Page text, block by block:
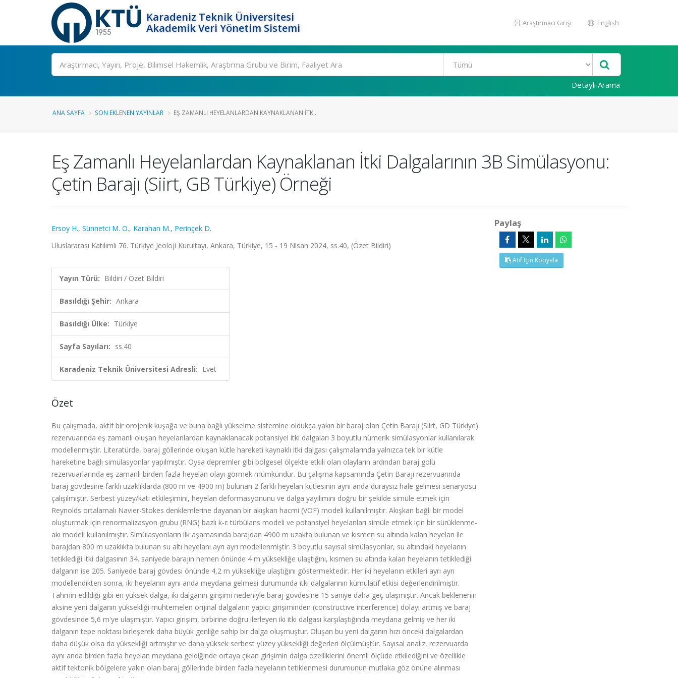
Karadeniz Teknik Üniversitesi
Akademik Veri Yönetim Sistemi
Araştırmacı Girişi English
Ara
Detaylı Arama
ANA SAYFA SON EKLENEN YAYINLAR EŞ ZAMANLI HEYELANLARDAN KAYNAKLANAN İTK...
Eş Zamanlı Heyelanlardan Kaynaklanan İtki Dalgalarının 3B Simülasyonu:
Çetin Barajı (Siirt, GB Türkiye) Örneği
Ersoy H., Sünnetci M. O., Karahan M., Perinçek D.
Uluslararası Katılımlı 76. Türkiye Jeoloji Kurultayı, Ankara, Türkiye, 15 - 19 Nisan 2024, ss.40, (Özet Bildiri)
Yayın Türü: Bildiri / Özet Bildiri
Basıldığı Şehir: Ankara
Basıldığı Ülke: Türkiye
Sayfa Sayıları: ss.40
Karadeniz Teknik Üniversitesi Adresli: Evet
Özet
Bu çalışmada, aktif bir orojenik kuşağa ve buna bağlı yükselme sistemine oldukça yakın bir baraj olan Çetin Barajı (Siirt, GD Türkiye)
rezervuarında eş zamanlı oluşan heyelanlardan kaynaklanacak potansiyel itki dalgaları 3 boyutlu nümerik simülasyonlar kullanılarak
modellenmiştir. Literatürde, baraj göllerinde oluşan kütle hareketi kaynaklı itki dalgası çalışmalarında yalnızca tek bir kütle
hareketine bağlı simülasyonlar yapılmıştır. Oysa depremler gibi bölgesel ölçekte etkili olan olayların ardından baraj gölü
rezervuarlarında eş zamanlı birden fazla heyelan olayı görmek mümkündür. Bu çalışma kapsamında Çetin Barajı rezervuarında
baraj gövdesine farklı uzaklıklarda (800 m ve 4900 m) bulunan 2 farklı heyelan kütlesinin aynı anda duraysız hale gelmesi senaryosu
çalışılmıştır. Serbest yüzey/katı etkileşimini, heyelan deformasyonunu ve dalga yayılımını doğru bir şekilde simüle etmek için
Reynolds ortalamalı Navier-Stokes denklemlerine dayanan bir akışkan hacmi (VOF) modeli kullanılmıştır. Akışkan bağlı bir model
oluşturmak için renormalizasyon grubu (RNG) bazlı k-ε türbülans modeli ve potansiyel heyelanları simüle etmek için bir sürüklenme-
akı modeli kullanılmıştır. Simülasyonların ilk aşamasında barajdan 4900 m uzakta bulunan ve kısmen su altında kalan heyelan ile
barajdan 800 m uzaklıkta bulunan su altı heyelanı ayrı ayrı modellenmiştir. 3 boyutlu sayısal simülasyonlar, su altındaki heyelanın
tetiklediği itki dalgasının 34. saniyede barajın hemen önünde 4 m yüksekliğe ulaştığını, kısmen su altında kalan heyelanın tetiklediği
dalganın ise 205. Saniyede baraj gövdesi önünde 4,2 m yüksekliğe ulaştığını göstermektedir. Her iki heyelanın etkileri ayrı ayrı
modellendikten sonra, iki heyelanın aynı anda meydana gelmesi durumunda itki dalgalarının kümülatif etkisi değerlendirilmiştir.
Tahmin edildiği gibi en yüksek dalga, iki dalganın girişimi nedeniyle baraj gövdesine 15 saniye daha geç ulaşmıştır. Ancak beklenenin
aksine yeni dalganın yüksekliği muhtemelen orijinal dalgaların yapıcı girişiminden (constructive interference) dolayı artmış ve baraj
gövdesinde 5,6 m'ye ulaşmıştır. Yapıcı girişim, birbirine doğru ilerleyen iki itki dalgası karşılaştığında meydana gelmiş ve her iki
dalganın tepe noktası birleşerek daha büyük genliğe sahip bir dalga oluşmuştur. Oluşan bu yeni dalganın hızı önceki dalgalardan
daha düşük olsa da yüksekliği artmıştır ve daha yüksek serbest yüzey yüksekliği değerleri ölçülmüştür. Sayısal analiz, rezervuarda
aynı anda birden fazla heyelan meydana geldiğinde ortaya çıkan girişimin dalga özelliklerini önemli ölçüde etkilediğini ve özellikle
aktif tektonik bölgelere yakın olan baraj göllerinde birden fazla heyelanın tetiklenmesi durumunun mutlaka göz önüne alınması
Paylaş
Atıf İçin Kopyala